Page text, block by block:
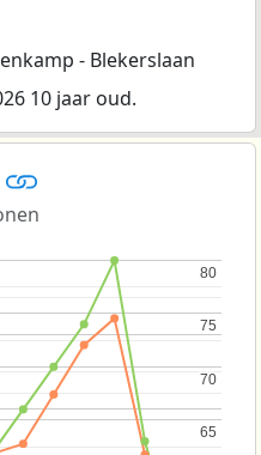
- Blekerslaan
10 jaar oud.
65
65
70
70
75
75
80
80